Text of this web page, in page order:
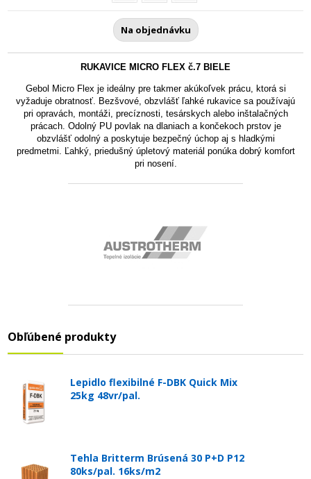
Na objednávku
RUKAVICE MICRO FLEX č.7 BIELE
Gebol Micro Flex je ideálny pre takmer akúkoľvek prácu, ktorá si
vyžaduje obratnosť. Bezšvové, obzvlášť ľahké rukavice sa používajú
pri opravách, montáži, precíznosti, tesárskych alebo inštalačných
prácach. Odolný PU povlak na dlaniach a končekoch prstov je
obzvlášť odolný a poskytuje bezpečný úchop aj s hladkými
predmetmi. Ľahký, priedušný úpletový materiál ponúka dobrý komfort
pri nosení.
Obľúbené produkty
Lepidlo flexibilné F-DBK Quick Mix
25kg 48vr/pal.
Tehla Britterm Brúsená 30 P+D P12
80ks/pal. 16ks/m2